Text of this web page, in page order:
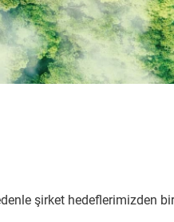
şirket hedeflerimizden